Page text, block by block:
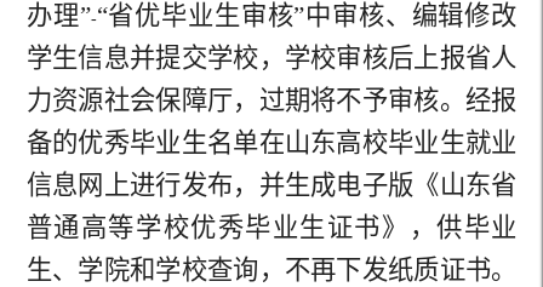
办理”-“省优毕业生审核”中审核、编辑修改
学生信息并提交学校，学校审核后上报省人
力资源社会保障厅，过期将不予审核。经报
备的优秀毕业生名单在山东高校毕业生就业
信息网上进行发布，并生成电子版《山东省
普通高等学校优秀毕业生证书》，供毕业
生、学院和学校查询，不再下发纸质证书。